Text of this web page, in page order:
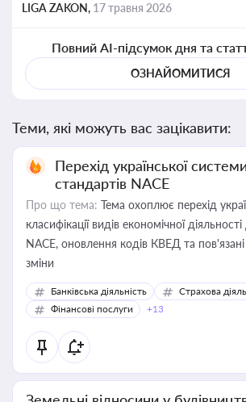
LIGA ZAKON, 17 травня 2026
Повний AI-підсумок дня та
ОЗНАЙОМИТИСЯ
Теми, які можуть вас зацікавити:
Перехід української
стандартів NACE
Про що тема: Тема охоплює перехід
класифікації видів економічної
NACE, оновлення кодів КВЕД та
зміни
Банківська діяльність
Страхова
Фінансові послуги
+13